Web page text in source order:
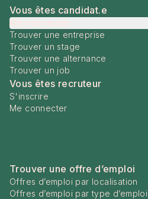
Vous êtes candidat.e
Trouver une entreprise
Trouver un stage
Trouver une alternance
Trouver un job
Vous êtes recruteur
S'inscrire
Me connecter
Trouver une offre d’emploi
Offres d’emploi par localisation
Offres d’emploi par type d’emploi